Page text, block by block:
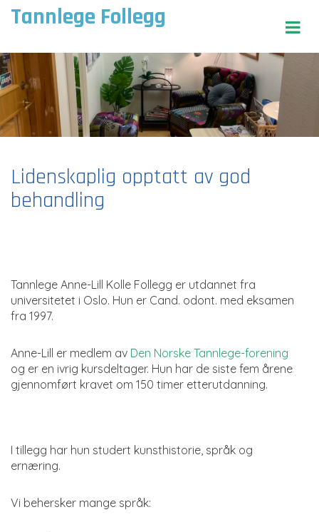
Tannlege Follegg
Lidenskaplig opptatt av god
behandling
Tannlege Anne-Lill Kolle Follegg er utdannet fra
universitetet i Oslo. Hun er Cand. odont. med eksamen
fra 1997.
Anne-Lill er medlem av Den Norske Tannlege-forening
og er en ivrig kursdeltager. Hun har de siste fem årene
gjennomført kravet om 150 timer etterutdanning.
I tillegg har hun studert kunsthistorie, språk og
ernæring.
Vi behersker mange språk: